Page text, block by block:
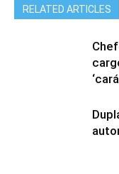
RELATED ARTICLES